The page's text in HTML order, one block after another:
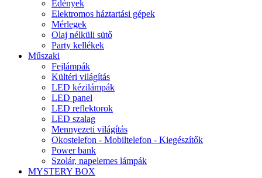
Edények
Elektromos háztartási gépek
Mérlegek
Olaj nélküli sütő
Party kellékek
Műszaki
Fejlámpák
Kültéri világítás
LED kézilámpák
LED panel
LED reflektorok
LED szalag
Mennyezeti világítás
Okostelefon - Mobiltelefon - Kiegészítők
Power bank
Szolár, napelemes lámpák
MYSTERY BOX